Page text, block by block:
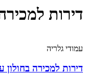
דירות
עמודי גלריה
דירות למכירה בחולון